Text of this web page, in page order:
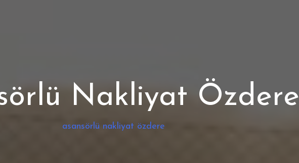
Nakliyat Özdere
asansörlü nakliyat özdere